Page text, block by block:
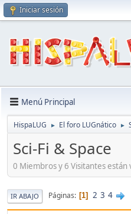
Iniciar sesión
Menú Principal
HispaLUG ► El foro LUGnático ►
Sci-Fi & Space
0 Miembros y 6 Visitantes
IR ABAJO Páginas 1 2 3 4